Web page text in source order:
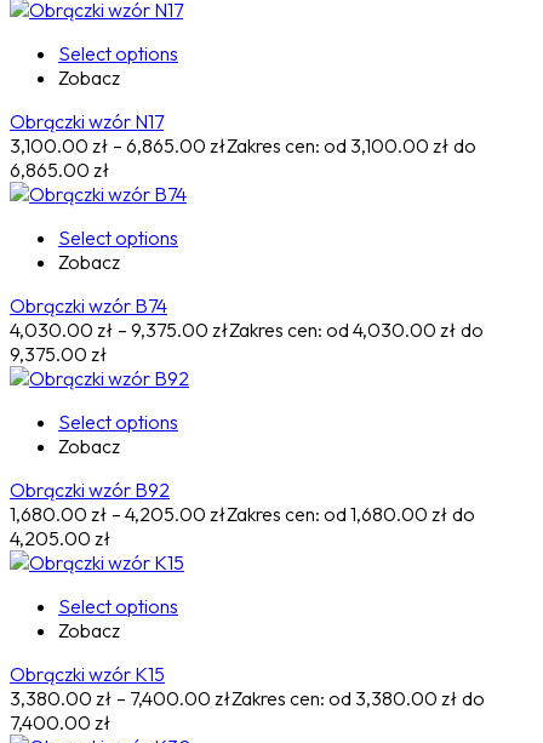
Select options
Zobacz
Obrączki wzór N17
3,100.00 zł – 6,865.00 złZakres cen: od 3,100.00 zł do
6,865.00 zł
Select options
Zobacz
Obrączki wzór B74
4,030.00 zł – 9,375.00 złZakres cen: od 4,030.00 zł do
9,375.00 zł
Select options
Zobacz
Obrączki wzór B92
1,680.00 zł – 4,205.00 złZakres cen: od 1,680.00 zł do
4,205.00 zł
Select options
Zobacz
Obrączki wzór K15
3,380.00 zł – 7,400.00 złZakres cen: od 3,380.00 zł do
7,400.00 zł